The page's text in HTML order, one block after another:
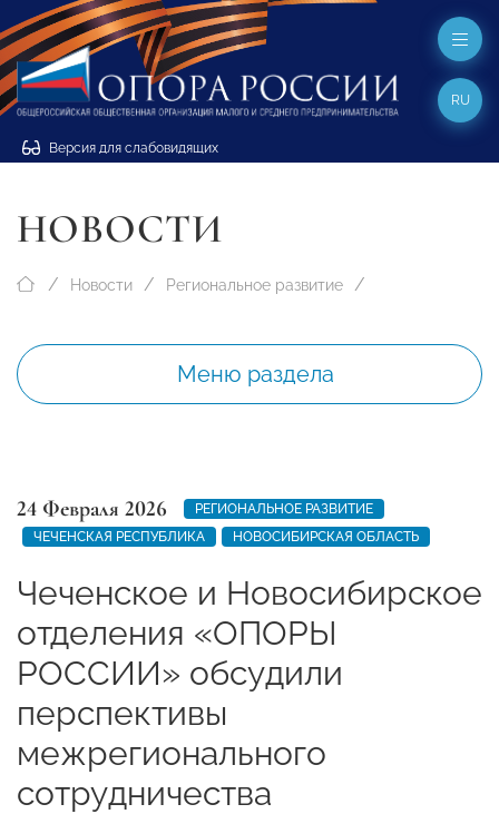
Версия для слабовидящих
RU
НОВОСТИ
Новости Региональное развитие
Меню раздела
24 Февраля 2026
РЕГИОНАЛЬНОЕ РАЗВИТИЕ
ЧЕЧЕНСКАЯ РЕСПУБЛИКА
НОВОСИБИРСКАЯ ОБЛАСТЬ
Чеченское и Новосибирское
отделения «ОПОРЫ
РОССИИ» обсудили
перспективы
межрегионального
сотрудничества